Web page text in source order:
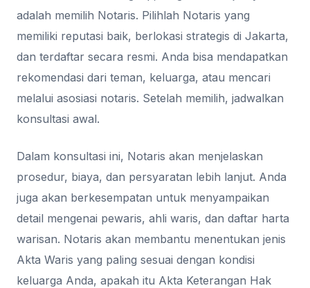
adalah memilih Notaris. Pilihlah Notaris yang
memiliki reputasi baik, berlokasi strategis di Jakarta,
dan terdaftar secara resmi. Anda bisa mendapatkan
rekomendasi dari teman, keluarga, atau mencari
melalui asosiasi notaris. Setelah memilih, jadwalkan
konsultasi awal.
Dalam konsultasi ini, Notaris akan menjelaskan
prosedur, biaya, dan persyaratan lebih lanjut. Anda
juga akan berkesempatan untuk menyampaikan
detail mengenai pewaris, ahli waris, dan daftar harta
warisan. Notaris akan membantu menentukan jenis
Akta Waris yang paling sesuai dengan kondisi
keluarga Anda, apakah itu Akta Keterangan Hak